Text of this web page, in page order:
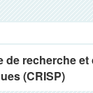
de recherche
(CRISP)